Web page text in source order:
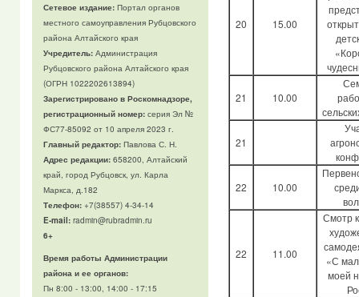
Сетевое издание:Портал органов
местного самоуправления Рубцовского
района Алтайского края
Учредитель:Администрация
Рубцовского района Алтайского края
(ОГРН 1022202613894)
Зарегистрировано в Роскомнадзоре,
регистрационный номер:серия Эл №
ФС77-85092 от 10 апреля 2023 г.
Главный редактор:Павлова С. Н.
Адрес редакции:658200, Алтайский
край, город Рубцовск, ул. Карла
Маркса, д.182
Телефон:+7(38557) 4-34-14
E-mail:radmin@rubradmin.ru
6+
Время работы Администрации
района и ее органов:
Пн 8:00 - 13:00, 14:00 - 17:15
20 15.00
21 10.00
21
22 10.00
22 11.00
Смотр
«С
моей